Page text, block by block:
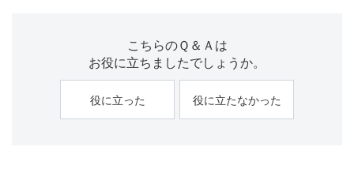
こちらのＱ＆Ａは
お役に立ちましたでしょうか。
役に立った 役に立たなかった